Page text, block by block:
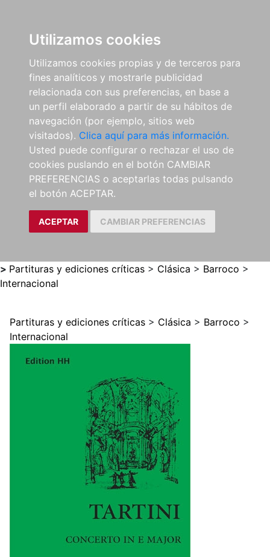
Utilizamos cookies
Utilizamos cookies propias y de terceros para
fines analíticos y mostrarle publicidad
relacionada con sus preferencias, en base a
un perfil elaborado a partir de su hábitos de
navegación (por ejemplo, sitios web
visitados). Clica aquí para más información.
Usted puede configurar o rechazar el uso de
cookies puslando en el botón CAMBIAR
PREFERENCIAS o aceptarlas todas pulsando
el botón ACEPTAR.
ACEPTAR CAMBIAR PREFERENCIAS
> Partituras y ediciones críticas > Clásica > Barroco >
Internacional
Partituras y ediciones críticas > Clásica > Barroco >
Internacional